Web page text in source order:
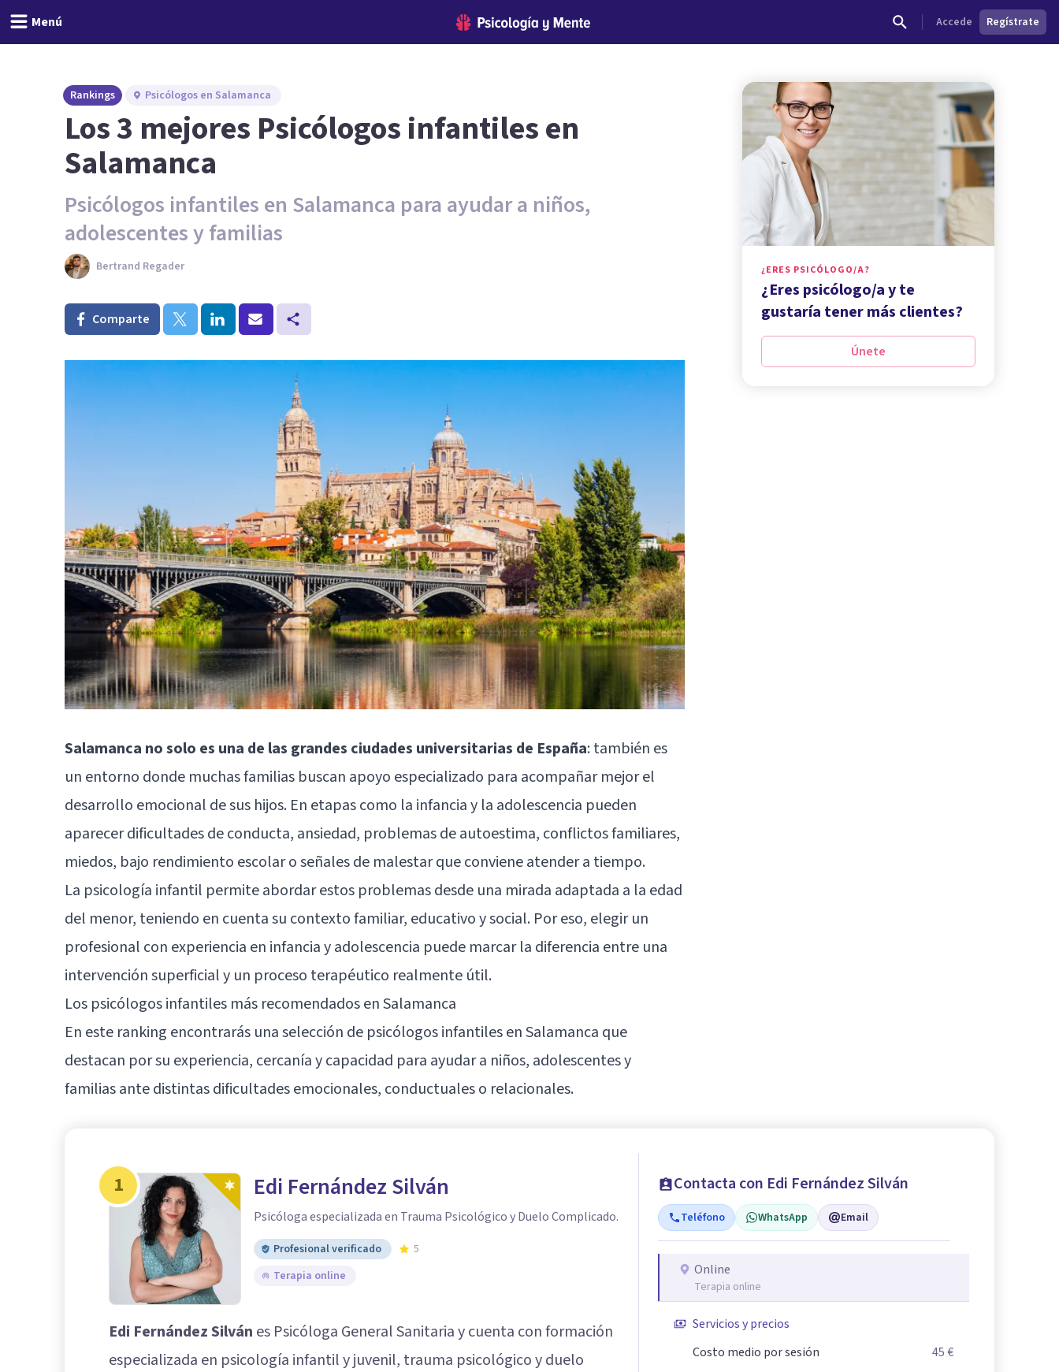
Menú Accede Regístrate
Rankings Psicólogos en Salamanca
Los 3 mejores Psicólogos infantiles en
Salamanca
Psicólogos infantiles en Salamanca para ayudar a niños,
adolescentes y familias
Bertrand Regader
Comparte
Salamanca no solo es una de las grandes ciudades universitarias de España: también es
un entorno donde muchas familias buscan apoyo especializado para acompañar mejor el
desarrollo emocional de sus hijos. En etapas como la infancia y la adolescencia pueden
aparecer dificultades de conducta, ansiedad, problemas de autoestima, conflictos familiares,
miedos, bajo rendimiento escolar o señales de malestar que conviene atender a tiempo.
La psicología infantil permite abordar estos problemas desde una mirada adaptada a la edad
del menor, teniendo en cuenta su contexto familiar, educativo y social. Por eso, elegir un
profesional con experiencia en infancia y adolescencia puede marcar la diferencia entre una
intervención superficial y un proceso terapéutico realmente útil.
Los psicólogos infantiles más recomendados en Salamanca
En este ranking encontrarás una selección de psicólogos infantiles en Salamanca que
destacan por su experiencia, cercanía y capacidad para ayudar a niños, adolescentes y
familias ante distintas dificultades emocionales, conductuales o relacionales.
¿ERES PSICÓLOGO/A?
¿Eres psicólogo/a y te
gustaría tener más clientes?
Únete
1 Edi Fernández Silván
Psicóloga especializada en Trauma Psicológico y Duelo Complicado.
Profesional verificado
5
Terapia online
Edi Fernández Silván es Psicóloga General Sanitaria y cuenta con formación
especializada en psicología infantil y juvenil, trauma psicológico y duelo
Contacta con Edi Fernández Silván
Teléfono WhatsApp Email
Online
Terapia online
Servicios y precios
Costo medio por sesión
45 €